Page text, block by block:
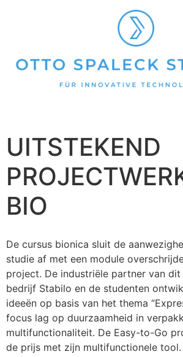
UITSTEKEND
BIO
De cursus bionica sluit de
studie af met een module
project. De industriële partner van dit
bedrijf Stabilo en de studenten
ideeën op basis van het thema
focus lag op duurzaamheid in
multifunctionaliteit. De Easy-to-Go
de prijs met zijn multifunctionele tool.